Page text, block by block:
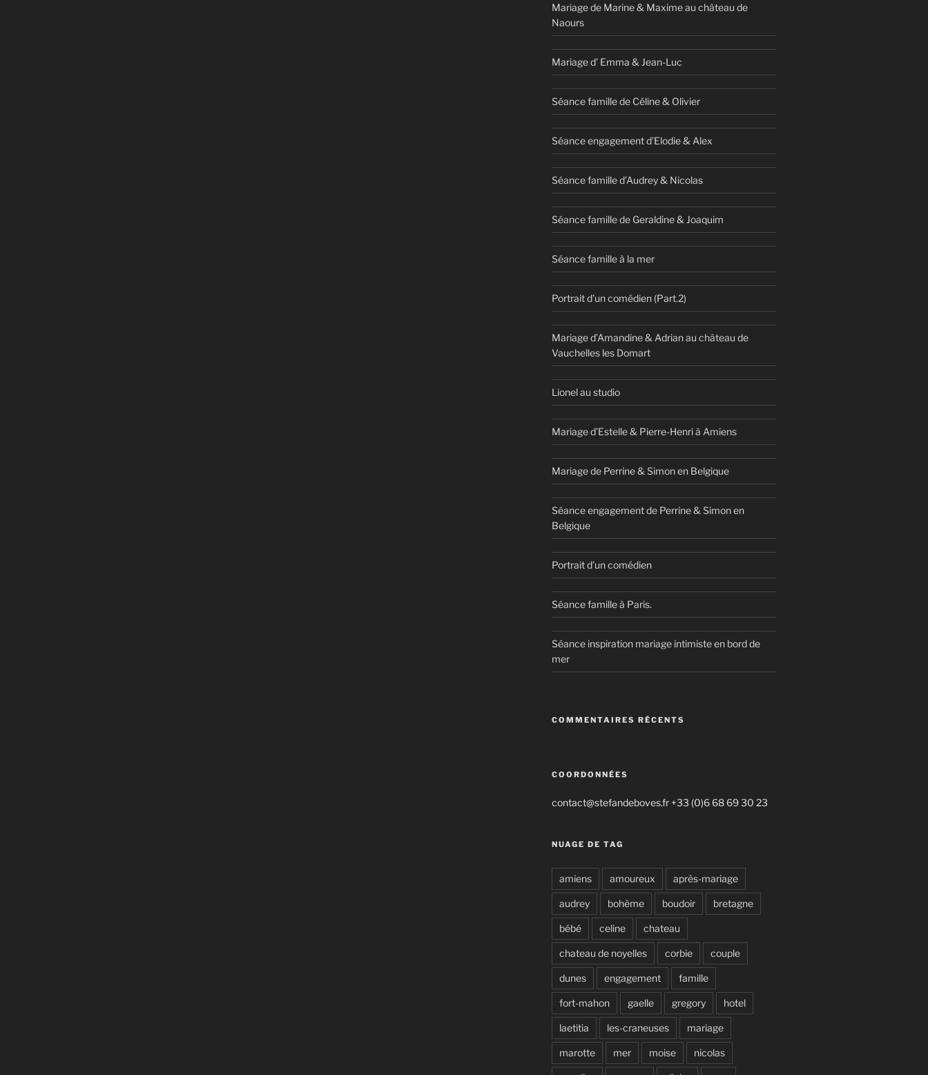
Mariage de Marine & Maxime au château de
Naours
Mariage d’ Emma & Jean-Luc
Séance famille de Céline & Olivier
Séance engagement d’Elodie & Alex
Séance famille d’Audrey & Nicolas
Séance famille de Geraldine & Joaquim
Séance famille à la mer
Portrait d’un comédien (Part.2)
Mariage d’Amandine & Adrian au château de
Vauchelles les Domart
Lionel au studio
Mariage d’Estelle & Pierre-Henri à Amiens
Mariage de Perrine & Simon en Belgique
Séance engagement de Perrine & Simon en
Belgique
Portrait d’un comédien
Séance famille à Paris.
Séance inspiration mariage intimiste en bord de
mer
COMMENTAIRES RÉCENTS
COORDONNÉES
contact@stefandeboves.fr +33 (0)6 68 69 30 23
NUAGE DE TAG
amiens amoureux après-mariage
audrey bohème boudoir bretagne
bébé celine chateau
chateau de noyelles corbie couple
dunes engagement famille
fort-mahon gaelle gregory hotel
laetitia les-craneuses mariage
marotte mer moise nicolas